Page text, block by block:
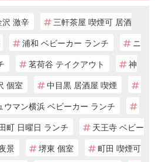
沢 激辛
三軒茶屋 喫煙可 居酒
浦和 ベビーカー ランチ
ニ
茗荷谷 テイクアウト
神
個室
中目黒 居酒屋 喫煙
ウマン横浜 ベビーカー ランチ
町 日曜日 ランチ
天王寺 ベビー
景 堺東 個室
町田 喫煙可